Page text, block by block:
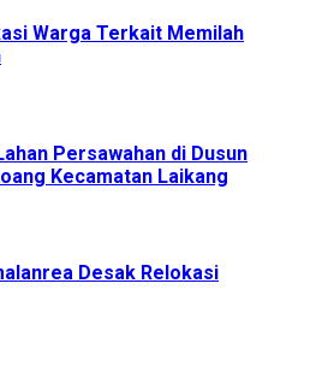
Warga Terkait Memilah
Persawahan di Dusun
Kecamatan Laikang
Desak Relokasi